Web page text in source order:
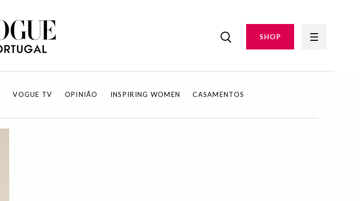
SHOP
VOGUE TV OPINIÃO INSPIRING WOMEN CASAMENTOS